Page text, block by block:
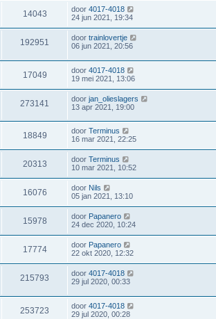
14043 door 4017-4018
24 jun 2021, 19:34
192951 door trainlovertje
06 jun 2021, 20:56
17049 door 4017-4018
19 mei 2021, 13:06
273141 door jan_olieslagers
13 apr 2021, 19:00
18849 door Terminus
16 mar 2021, 22:25
20313 door Terminus
10 mar 2021, 10:52
16076 door Nils
05 jan 2021, 13:10
15978 door Papanero
24 dec 2020, 10:24
17774 door Papanero
22 okt 2020, 12:32
215793 door 4017-4018
29 jul 2020, 00:33
253723 door 4017-4018
29 jul 2020, 00:28